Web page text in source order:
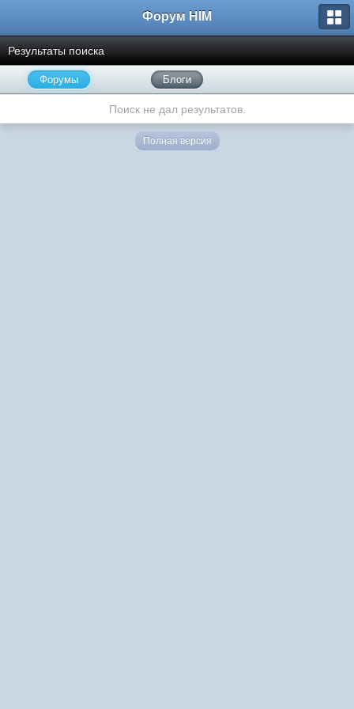
Форум HIM
Результаты поиска
Форумы Блоги
Поиск не дал результатов.
Полная версия